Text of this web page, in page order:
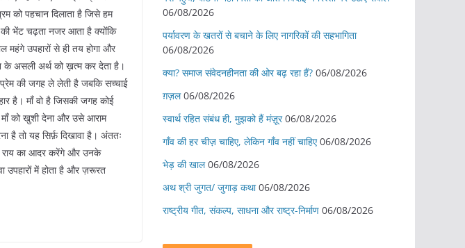
को पहचान दिलाता है जिसे हम
भेंट चढ़ता नजर आता है क्योंकि
महंगे उपहारों से ही तय होगा और
के असली अर्थ को ख़त्म कर देता है।
प्रेम की जगह ले लेती है जबकि सच्चाई
है। माँ वो है जिसकी जगह कोई
को खुशी देना और उसे आराम
है तो यह सिर्फ़ दिखावा है। अंततः
राय का आदर करेंगे और उनके
उपहारों में होता है और ज़रूरत
06/08/2026
पर्यावरण के खतरों से बचाने के लिए नागरिकों की सहभागिता
06/08/2026
क्या? समाज संवेदनहीनता की ओर बढ़ रहा हैं? 06/08/2026
ग़ज़ल 06/08/2026
स्वार्थ रहित संबंध ही, मुझको हैं मंज़ूर 06/08/2026
गाँव की हर चीज़ चाहिए, लेकिन गाँव नहीं चाहिए 06/08/2026
भेड़ की खाल 06/08/2026
अथ श्री जुगत/ जुगाड़ कथा 06/08/2026
राष्ट्रीय गीत, संकल्प, साधना और राष्ट्र-निर्माण 06/08/2026